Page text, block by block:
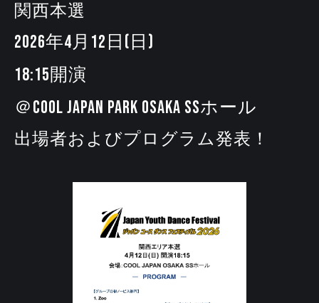
関西本選
2026年4月12日(日)
18:15開演
＠COOL JAPAN PARK OSAKA SSホール
出場者およびプログラム発表！